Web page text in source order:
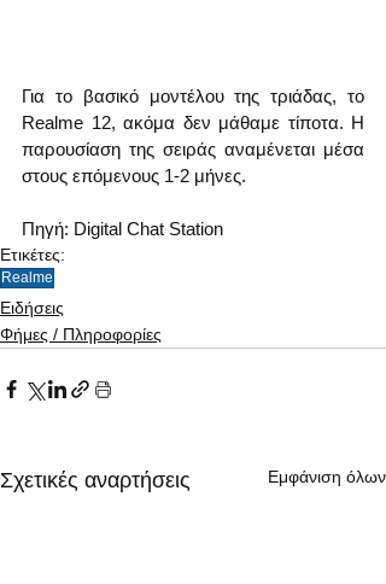
Για το βασικό μοντέλου της τριάδας, το
Realme 12, ακόμα δεν μάθαμε τίποτα. Η
παρουσίαση της σειράς αναμένεται μέσα
στους επόμενους 1-2 μήνες.
Πηγή: Digital Chat Station
Ετικέτες:
Realme
Ειδήσεις
Φήμες / Πληροφορίες
Σχετικές αναρτήσεις Εμφάνιση όλων